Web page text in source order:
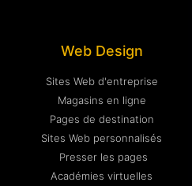
Web Design
Sites Web d'entreprise
Magasins en ligne
Pages de destination
Sites Web personnalisés
Presser les pages
Académies virtuelles